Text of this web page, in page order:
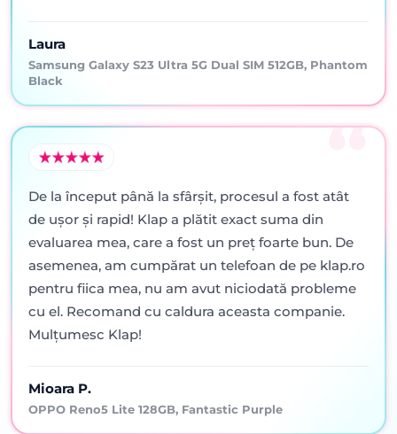
Laura
Samsung Galaxy S23 Ultra 5G Dual SIM 512GB, Phantom
Black
De la început până la sfârșit, procesul a fost atât
de ușor și rapid! Klap a plătit exact suma din
evaluarea mea, care a fost un preț foarte bun. De
asemenea, am cumpărat un telefoan de pe klap.ro
pentru fiica mea, nu am avut niciodată probleme
cu el. Recomand cu caldura aceasta companie.
Mulțumesc Klap!
Mioara P.
OPPO Reno5 Lite 128GB, Fantastic Purple